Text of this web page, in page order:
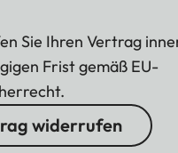
Sie Ihren Vertrag
Frist gemäß EU-
widerrufen